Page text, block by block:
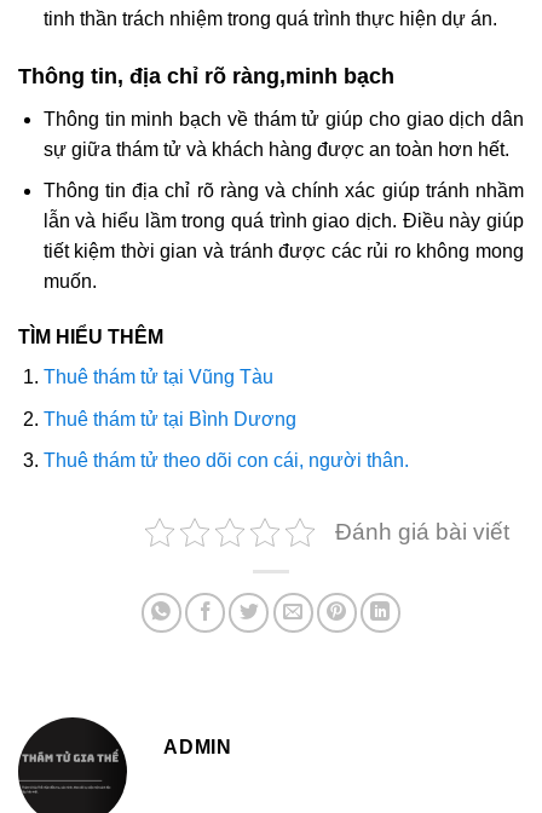
tinh thần trách nhiệm trong quá trình thực hiện dự án.
Thông tin, địa chỉ rõ ràng,minh bạch
Thông tin minh bạch về thám tử giúp cho giao dịch dân
sự giữa thám tử và khách hàng được an toàn hơn hết.
Thông tin địa chỉ rõ ràng và chính xác giúp tránh nhầm
lẫn và hiểu lầm trong quá trình giao dịch. Điều này giúp
tiết kiệm thời gian và tránh được các rủi ro không mong
muốn.
TÌM HIỂU THÊM
Thuê thám tử tại Vũng Tàu
Thuê thám tử tại Bình Dương
Thuê thám tử theo dõi con cái, người thân.
Đánh giá bài viết
ADMIN